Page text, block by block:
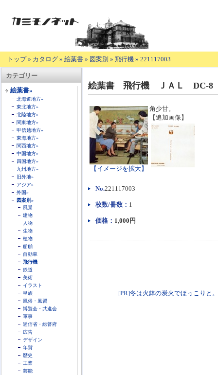
トップ» カタログ » 絵葉書 » 図案別 » 飛行機 » 221117003
カテゴリー
絵葉書»
北海道地方»
東北地方»
北陸地方»
関東地方»
甲信越地方»
東海地方»
関西地方»
中国地方»
四国地方»
九州地方»
旧外地»
アジア»
外国»
図案別»
風景
建物
人物
生物
植物
船舶
自動車
飛行機
鉄道
美術
イラスト
皇族
風俗・風習
博覧会・共進会
軍事
逓信省・総督府
広告
デザイン
年賀
歴史
工業
芸能
品
の
明】
絵葉書 飛行機 ＪＡＬ DC-8
【イメージを拡大】
角少甘。
【追加画像】
No.221117003
枚数/冊数： 1
価格： 1,000円
[PR]冬は火鉢の炭火でほっこりと